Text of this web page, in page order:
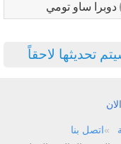
دوبرا ساو تومي
تحديثها لاحقاً
اتصل بنا